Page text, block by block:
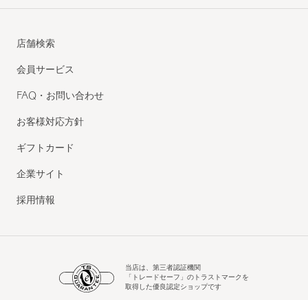
店舗検索
会員サービス
FAQ・お問い合わせ
お客様対応方針
ギフトカード
企業サイト
採用情報
当店は、第三者認証機関
「トレードセーフ」のトラストマークを
取得した優良認定ショップです